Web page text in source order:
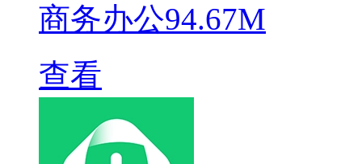
商务办公94.67M
查看